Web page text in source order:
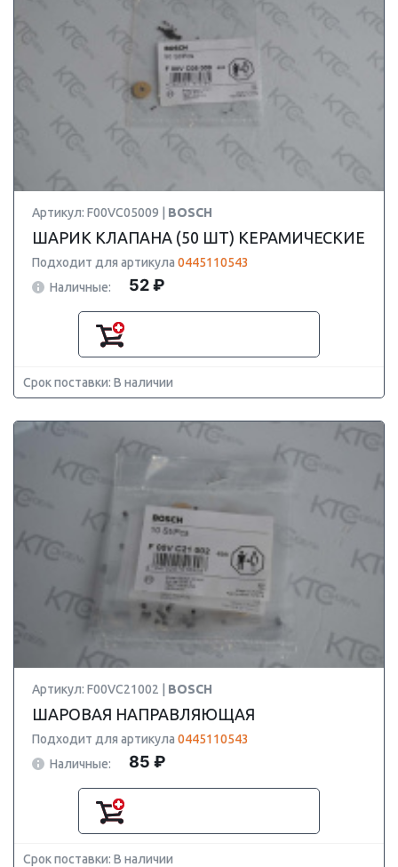
Артикул: F00VC05009 | BOSCH
ШАРИК КЛАПАНА (50 ШТ) КЕРАМИЧЕСКИЕ
Подходит для артикула 0445110543
Наличные:
52 ₽
Срок поставки: В наличии
Артикул: F00VC21002 | BOSCH
ШАРОВАЯ НАПРАВЛЯЮЩАЯ
Подходит для артикула 0445110543
Наличные:
85 ₽
Срок поставки: В наличии